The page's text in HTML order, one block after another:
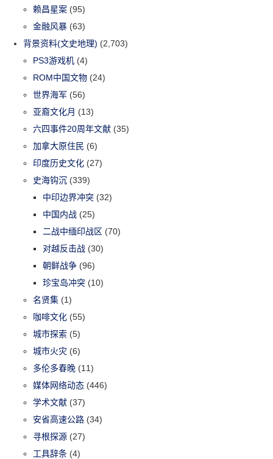
赖昌星案 (95)
金融风暴 (63)
背景资料(文史地理) (2,703)
PS3游戏机 (4)
ROM中国文物 (24)
世界海军 (56)
亚裔文化月 (13)
六四事件20周年文献 (35)
加拿大原住民 (6)
印度历史文化 (27)
史海钩沉 (339)
中印边界冲突 (32)
中国内战 (25)
二战中缅印战区 (70)
对越反击战 (30)
朝鲜战争 (96)
珍宝岛冲突 (10)
名贤集 (1)
咖啡文化 (55)
城市探索 (5)
城市火灾 (6)
多伦多春晚 (11)
媒体网络动态 (446)
学术文献 (37)
安省高速公路 (34)
寻根探源 (27)
工具辞条 (4)